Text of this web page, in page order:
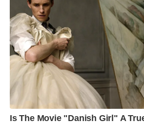
Is The Movie "Danish Girl" A